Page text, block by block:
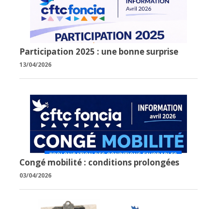
Participation 2025 : une bonne surprise
13/04/2026
Congé mobilité : conditions prolongées
03/04/2026